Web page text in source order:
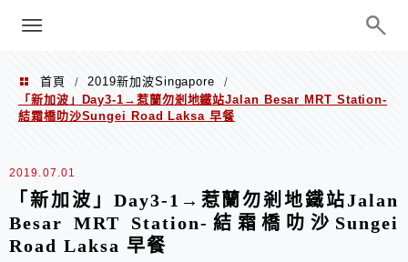
巧、世界走透透
menu
首頁 / 2019新加波Singapore
/
「新加波」Day3-1→惹蘭勿剎地鐵站Jalan Besar MRT Station-
結霜橋叻沙Sungei Road Laksa 早餐
2019.07.01
「新加波」Day3-1→惹蘭勿剎地鐵站Jalan
Besar MRT Station-結霜橋叻沙Sungei
Road Laksa 早餐